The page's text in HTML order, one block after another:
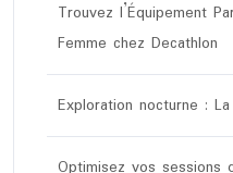
Trouvez l’Équipement
Femme chez Decathlon
Exploration nocturne :
Optimisez vos sessions